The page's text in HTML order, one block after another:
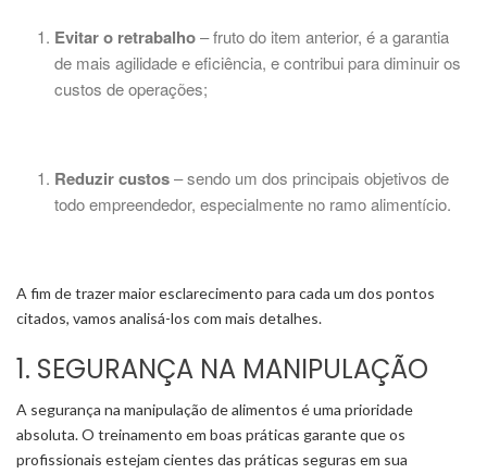
Evitar o retrabalho– fruto do item anterior, é a garantia
de mais agilidade e eficiência, e contribui para diminuir os
custos de operações;
Reduzir custos– sendo um dos principais objetivos de
todo empreendedor, especialmente no ramo alimentício.
A fim de trazer maior esclarecimento para cada um dos pontos
citados, vamos analisá-los com mais detalhes.
1. SEGURANÇA NA MANIPULAÇÃO
A segurança na manipulação de alimentos é uma prioridade
absoluta. O treinamento em boas práticas garante que os
profissionais estejam cientes das práticas seguras em sua